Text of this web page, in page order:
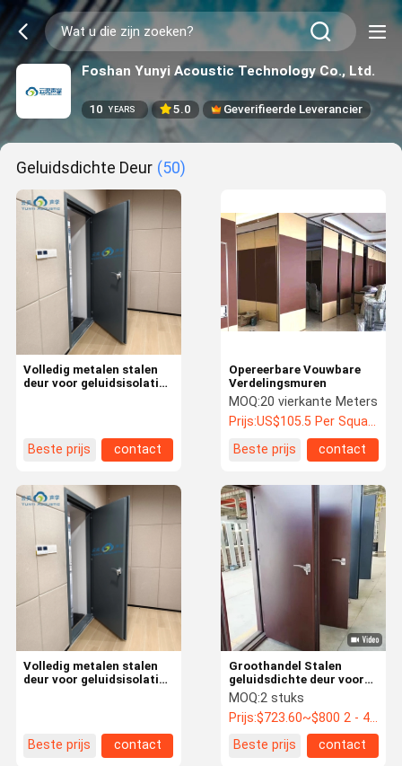
Foshan Yunyi Acoustic Technology Co., Ltd.
10 YEARS 5.0 Geverifieerde Leverancier
Geluidsdichte Deur (50)
Volledig metalen stalen
deur voor geluidsisolatie
Beste prijs contact
Opereerbare Vouwbare
Verdelingsmuren
MOQ:20 vierkante Meters
Prijs:US$105.5 Per Square Meter
Beste prijs
contact
Volledig metalen stalen
deur voor geluidsisolatie
Beste prijs contact
Groothandel Stalen
geluidsdichte deur voor
bioscoop Interieurdeur
MOQ:2 stuks
Prijs:$723.60~$800 2 - 49 pieces, $638.80 50~$720 99 pieces , 100 - 199 pieces $621.7
Beste prijs
contact